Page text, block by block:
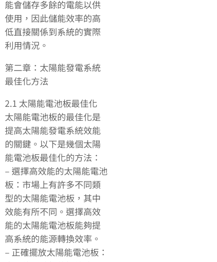
能會儲存多餘的電能以供
使用，因此儲能效率的高
低直接關係到系統的實際
利用情況。
第二章：太陽能發電系統
最佳化方法
2.1 太陽能電池板最佳化
太陽能電池板的最佳化是
提高太陽能發電系統效能
的關鍵。以下是幾個太陽
能電池板最佳化的方法：
– 選擇高效能的太陽能電池
板：市場上有許多不同類
型的太陽能電池板，其中
效能有所不同。選擇高效
能的太陽能電池板能夠提
高系統的能源轉換效率。
– 正確擺放太陽能電池板：